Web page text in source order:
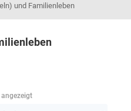
und Familienleben